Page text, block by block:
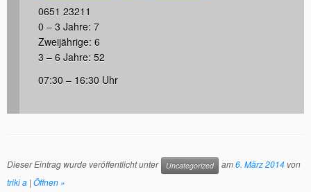
0651 23211
0 – 3 Jahre: 7
Zweijährige: 6
3 – 6 Jahre: 52
07:30 – 16:30 Uhr
Dieser Eintrag wurde veröffentlicht unter Uncategorized am6. März 2014 von
triki a | Öffnen »